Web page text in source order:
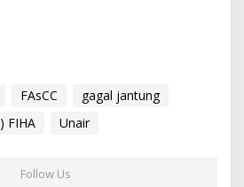
FAsCC
gagal jantung
FIHA Unair
Follow Us